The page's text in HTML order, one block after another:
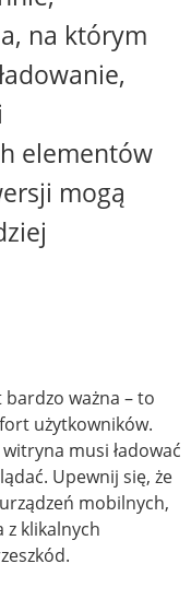
na którym
elementów
mogą
ważna – to
użytkowników.
musi ładować
Upewnij się, że
mobilnych,
klikalnych